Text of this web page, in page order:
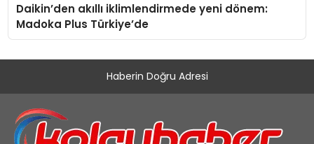
Daikin’den akıllı iklimlendirmede yeni dönem:
Madoka Plus Türkiye’de
Haberin Doğru Adresi